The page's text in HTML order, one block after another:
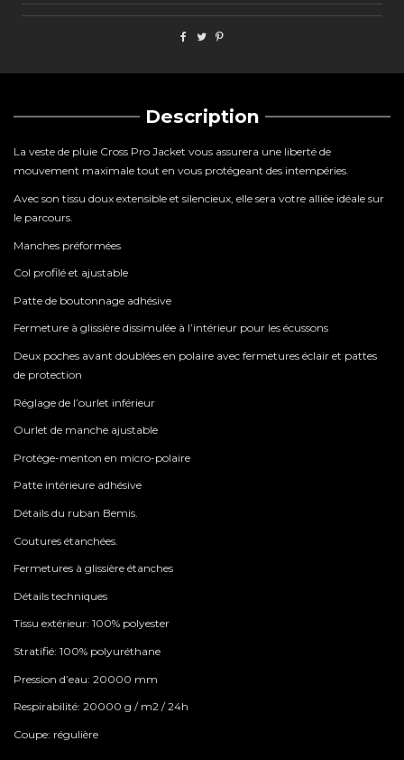
Description
La veste de pluie Cross Pro Jacket vous assurera une liberté de
mouvement maximale tout en vous protégeant des intempéries.
Avec son tissu doux extensible et silencieux, elle sera votre alliée idéale sur
le parcours.
Manches préformées
Col profilé et ajustable
Patte de boutonnage adhésive
Fermeture à glissière dissimulée à l’intérieur pour les écussons
Deux poches avant doublées en polaire avec fermetures éclair et pattes
de protection
Réglage de l’ourlet inférieur
Ourlet de manche ajustable
Protège-menton en micro-polaire
Patte intérieure adhésive
Détails du ruban Bemis.
Coutures étanchées.
Fermetures à glissière étanches
Détails techniques
Tissu extérieur: 100% polyester
Stratifié: 100% polyuréthane
Pression d’eau: 20000 mm
Respirabilité: 20000 g / m2 / 24h
Coupe: régulière